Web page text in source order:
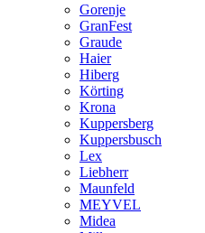
Gorenje
GranFest
Graude
Haier
Hiberg
Körting
Krona
Kuppersberg
Kuppersbusch
Lex
Liebherr
Maunfeld
MEYVEL
Midea